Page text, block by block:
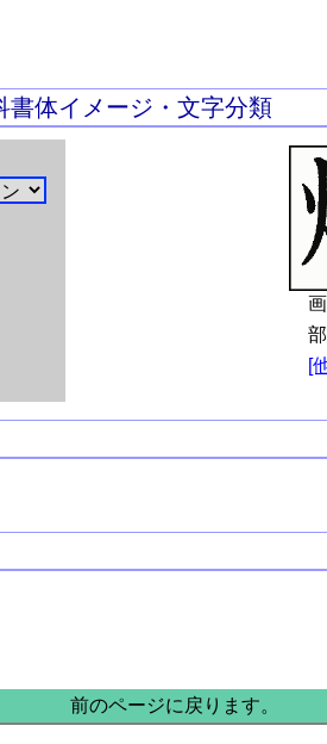
体イメージ・文字分類
[
前のページに戻ります。